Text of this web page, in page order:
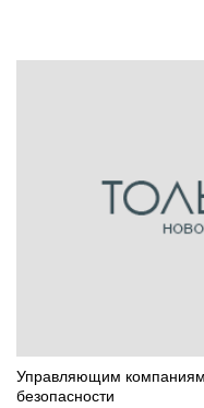
Управляющим
безопасности